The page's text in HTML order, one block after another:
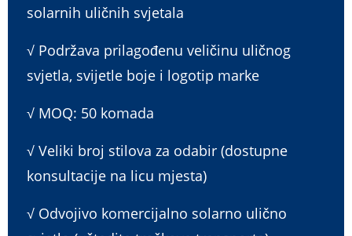
solarnih uličnih svjetala
√ Podržava prilagođenu veličinu uličnog
svjetla, svijetle boje i logotip marke
√ MOQ: 50 komada
√ Veliki broj stilova za odabir (dostupne
konsultacije na licu mjesta)
√ Odvojivo komercijalno solarno ulično